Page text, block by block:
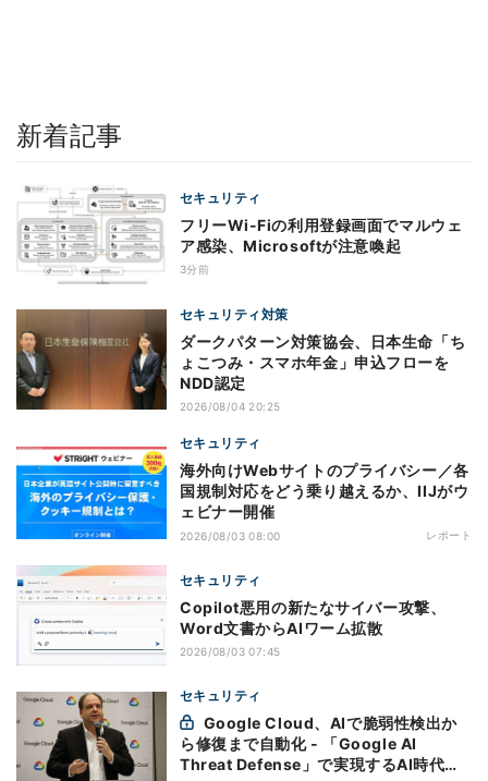
新着記事
セキュリティ
フリーWi-Fiの利用登録画面でマルウェ
ア感染、Microsoftが注意喚起
3分前
セキュリティ対策
ダークパターン対策協会、日本生命「ち
ょこつみ・スマホ年金」申込フローを
NDD認定
2026/08/04 20:25
セキュリティ
海外向けWebサイトのプライバシー／各
国規制対応をどう乗り越えるか、IIJがウ
ェビナー開催
2026/08/03 08:00 レポート
セキュリティ
Copilot悪用の新たなサイバー攻撃、
Word文書からAIワーム拡散
2026/08/03 07:45
セキュリティ
ら修復まで自動化 - 「Google AI
Threat Defense」で実現するAI時代の